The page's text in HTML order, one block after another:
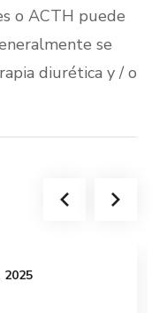
o ACTH puede
se
diurética y / o
2025